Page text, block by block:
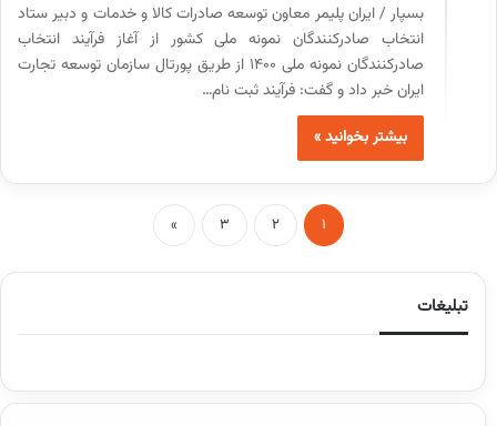
بسپار / ایران پلیمر معاون توسعه صادرات کالا و خدمات و دبیر ستاد
انتخاب صادرکنندگان نمونه ملی کشور از آغاز فرآیند انتخاب
صادرکنندگان نمونه ملی 1400 از طریق پورتال سازمان توسعه تجارت
ایران خبر داد و گفت: فرآیند ثبت نام…
بیشتر بخوانید »
1
2
3
»
تبلیغات